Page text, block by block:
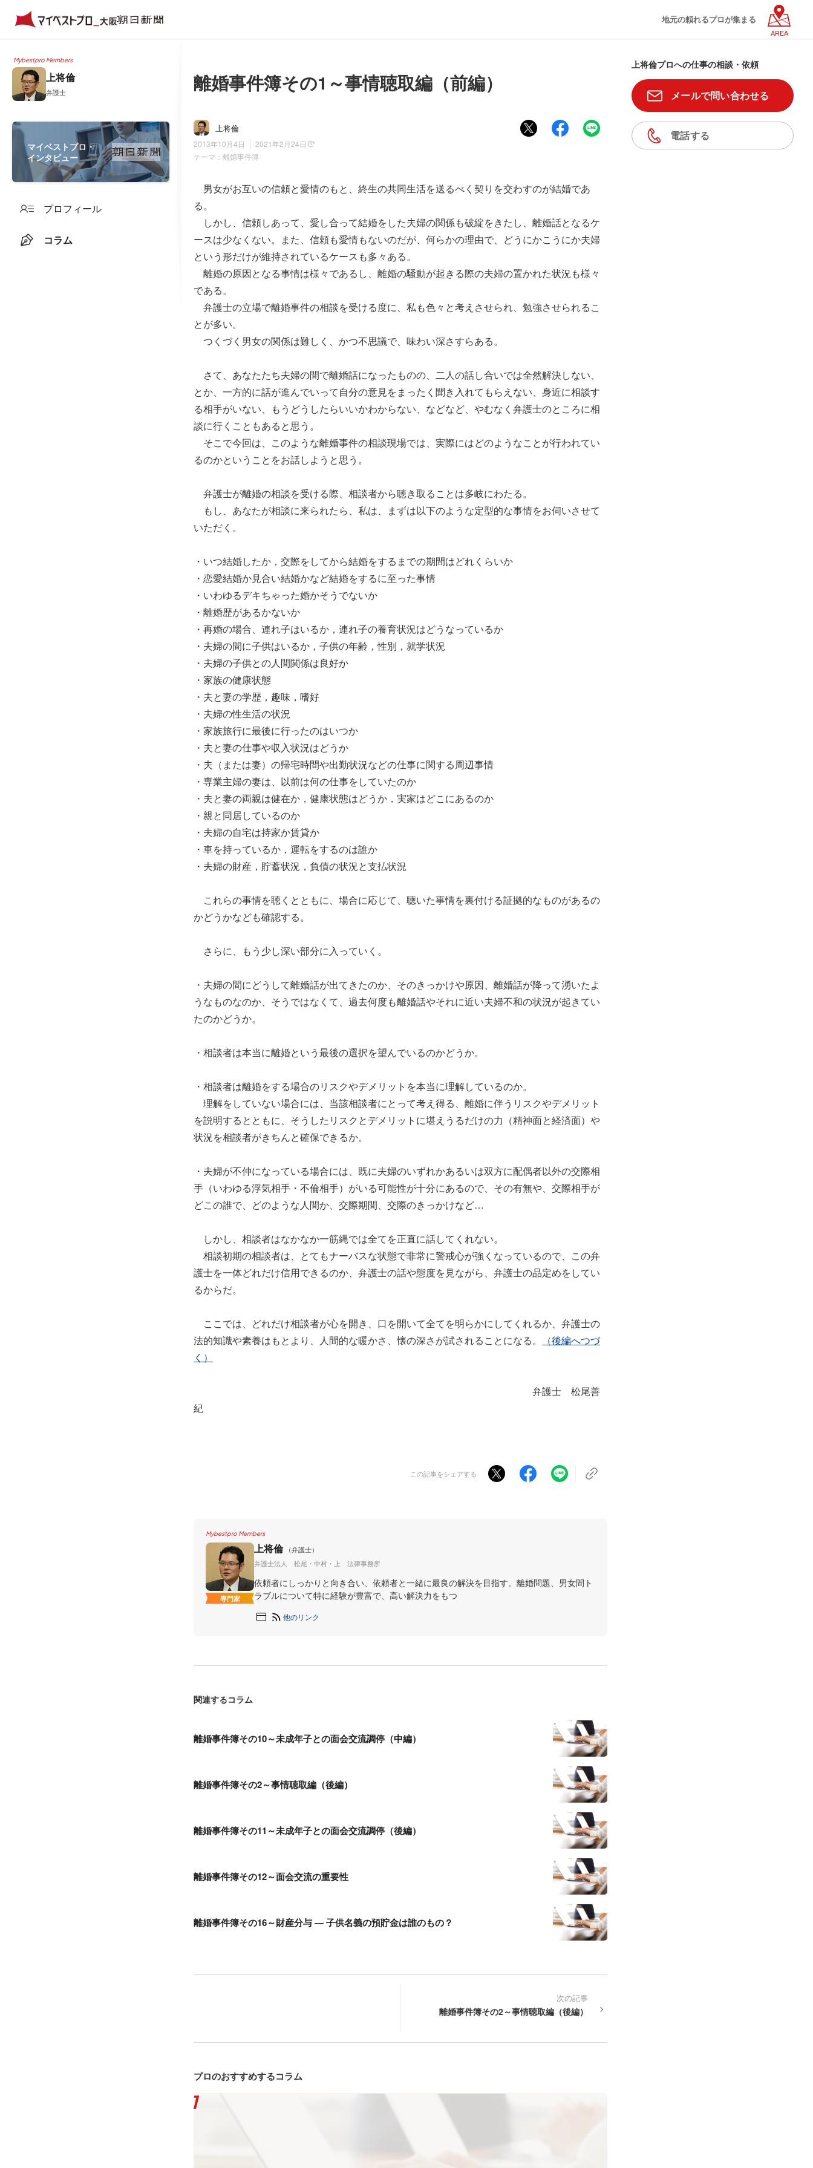
地元の頼れるプロが集まる
AREA
Mybestpro Members
上将倫
弁護士
マイベストプロ・
インタビュー
プロフィール
コラム
離婚事件簿その1～事情聴取編（前編）
上将倫
2013年10月4日
2021年2月24日
テーマ： 離婚事件簿
男女がお互いの信頼と愛情のもと、終生の共同生活を送るべく契りを交わすのが結婚であ
る。
しかし、信頼しあって、愛し合って結婚をした夫婦の関係も破綻をきたし、離婚話となるケ
ースは少なくない。また、信頼も愛情もないのだが、何らかの理由で、どうにかこうにか夫婦
という形だけが維持されているケースも多々ある。
離婚の原因となる事情は様々であるし、離婚の騒動が起きる際の夫婦の置かれた状況も様々
である。
弁護士の立場で離婚事件の相談を受ける度に、私も色々と考えさせられ、勉強させられるこ
とが多い。
つくづく男女の関係は難しく、かつ不思議で、味わい深さすらある。
さて、あなたたち夫婦の間で離婚話になったものの、二人の話し合いでは全然解決しない、
とか、一方的に話が進んでいって自分の意見をまったく聞き入れてもらえない、身近に相談す
る相手がいない、もうどうしたらいいかわからない、などなど、やむなく弁護士のところに相
談に行くこともあると思う。
そこで今回は、このような離婚事件の相談現場では、実際にはどのようなことが行われてい
るのかということをお話しようと思う。
弁護士が離婚の相談を受ける際、相談者から聴き取ることは多岐にわたる。
もし、あなたが相談に来られたら、私は、まずは以下のような定型的な事情をお伺いさせて
いただく。
・いつ結婚したか，交際をしてから結婚をするまでの期間はどれくらいか
・恋愛結婚か見合い結婚かなど結婚をするに至った事情
・いわゆるデキちゃった婚かそうでないか
・離婚歴があるかないか
・再婚の場合、連れ子はいるか，連れ子の養育状況はどうなっているか
・夫婦の間に子供はいるか，子供の年齢，性別，就学状況
・夫婦の子供との人間関係は良好か
・家族の健康状態
・夫と妻の学歴，趣味，嗜好
・夫婦の性生活の状況
・家族旅行に最後に行ったのはいつか
・夫と妻の仕事や収入状況はどうか
・夫（または妻）の帰宅時間や出勤状況などの仕事に関する周辺事情
・専業主婦の妻は、以前は何の仕事をしていたのか
・夫と妻の両親は健在か，健康状態はどうか，実家はどこにあるのか
・親と同居しているのか
・夫婦の自宅は持家か賃貸か
・車を持っているか，運転をするのは誰か
・夫婦の財産，貯蓄状況，負債の状況と支払状況
これらの事情を聴くとともに、場合に応じて、聴いた事情を裏付ける証拠的なものがあるの
かどうかなども確認する。
さらに、もう少し深い部分に入っていく。
・夫婦の間にどうして離婚話が出てきたのか、そのきっかけや原因、離婚話が降って湧いたよ
うなものなのか、そうではなくて、過去何度も離婚話やそれに近い夫婦不和の状況が起きてい
たのかどうか。
・相談者は本当に離婚という最後の選択を望んでいるのかどうか。
・相談者は離婚をする場合のリスクやデメリットを本当に理解しているのか。
理解をしていない場合には、当該相談者にとって考え得る、離婚に伴うリスクやデメリット
を説明するとともに、そうしたリスクとデメリットに堪えうるだけの力（精神面と経済面）や
状況を相談者がきちんと確保できるか。
・夫婦が不仲になっている場合には、既に夫婦のいずれかあるいは双方に配偶者以外の交際相
手（いわゆる浮気相手・不倫相手）がいる可能性が十分にあるので、その有無や、交際相手が
どこの誰で、どのような人間か、交際期間、交際のきっかけなど…
しかし、相談者はなかなか一筋縄では全てを正直に話してくれない。
相談初期の相談者は、とてもナーバスな状態で非常に警戒心が強くなっているので、この弁
護士を一体どれだけ信用できるのか、弁護士の話や態度を見ながら、弁護士の品定めをしてい
るからだ。
ここでは、どれだけ相談者が心を開き、口を開いて全てを明らかにしてくれるか、弁護士の
法的知識や素養はもとより、人間的な暖かさ、懐の深さが試されることになる。
（後編へつづ
く）
弁護士 松尾善
紀
この記事をシェアする
Mybestpro Members
専門家
上将倫
（弁護士）
弁護士法人 松尾・中村・上 法律事務所
依頼者にしっかりと向き合い、依頼者と一緒に最良の解決を目指す。離婚問題、男女間ト
ラブルについて特に経験が豊富で、高い解決力をもつ
他のリンク
関連するコラム
離婚事件簿その10～未成年子との面会交流調停（中編）
離婚事件簿その2～事情聴取編（後編）
離婚事件簿その11～未成年子との面会交流調停（後編）
離婚事件簿その12～面会交流の重要性
離婚事件簿その16～財産分与 ― 子供名義の預貯金は誰のもの？
次の記事
離婚事件簿その2～事情聴取編（後編）
プロのおすすめするコラム
上将倫プロへの仕事の相談・依頼
メールで問い合わせる
電話する